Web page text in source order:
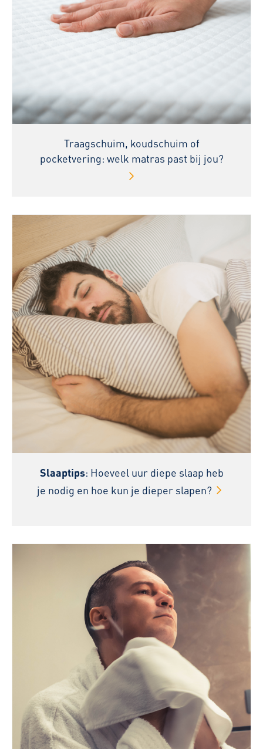
Traagschuim, koudschuim of
pocketvering: welk matras past bij jou?
Slaaptips: Hoeveel uur diepe slaap heb
je nodig en hoe kun je dieper slapen?